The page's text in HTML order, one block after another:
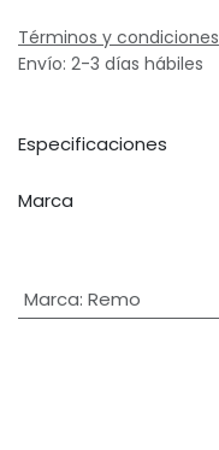
Términos y condiciones
Envío: 2-3 días hábiles
Especificaciones
Marca
Marca: Remo